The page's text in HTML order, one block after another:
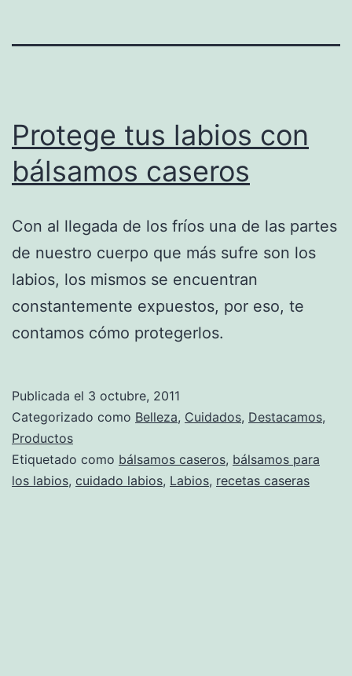
Protege tus labios con
bálsamos caseros
Con al llegada de los fríos una de las partes
de nuestro cuerpo que más sufre son los
labios, los mismos se encuentran
constantemente expuestos, por eso, te
contamos cómo protegerlos.
Publicada el 3 octubre, 2011
Categorizado como Belleza, Cuidados, Destacamos,
Productos
Etiquetado como bálsamos caseros, bálsamos para
los labios, cuidado labios, Labios, recetas caseras